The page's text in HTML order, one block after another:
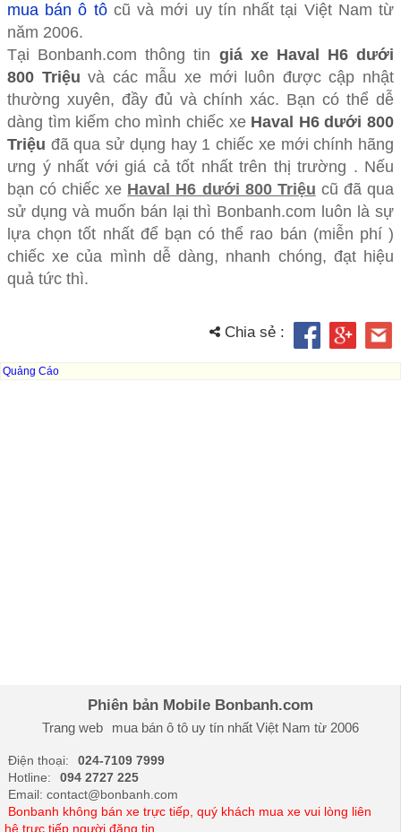
mua bán ô tôcũ và mới uy tín nhất tại Việt Nam từ
năm 2006.
Tại Bonbanh.com thông tin giá xe Haval H6 dưới
800 Triệu và các mẫu xe mới luôn được cập nhật
thường xuyên, đầy đủ và chính xác. Bạn có thể dễ
dàng tìm kiếm cho mình chiếc xe Haval H6 dưới 800
Triệu đã qua sử dụng hay 1 chiếc xe mới chính hãng
ưng ý nhất với giá cả tốt nhất trên thị trường . Nếu
bạn có chiếc xe Haval H6 dưới 800 Triệu cũ đã qua
sử dụng và muốn bán lại thì Bonbanh.com luôn là sự
lựa chọn tốt nhất để bạn có thể rao bán (miễn phí )
chiếc xe của mình dễ dàng, nhanh chóng, đạt hiệu
quả tức thì.
Chia sẻ :
Quảng Cáo
Phiên bản Mobile Bonbanh.com
Trang web mua bán ô tôuy tín nhất Việt Nam từ 2006
Điện thoại:
024-7109 7999
Hotline:
094 2727 225
Email: contact@bonbanh.com
Bonbanh không bán xe trực tiếp, quý khách mua xe vui lòng liên
hệ trực tiếp người đăng tin.